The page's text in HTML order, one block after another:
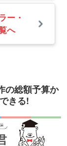
ー・
へ
の総額予算か
きる!